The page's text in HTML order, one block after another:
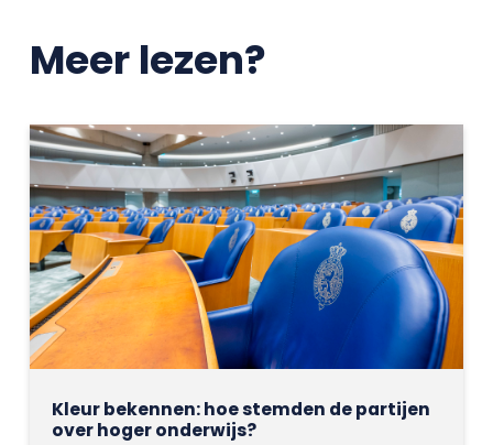
Meer lezen?
Kleur bekennen: hoe stemden de partijen
over hoger onderwijs?